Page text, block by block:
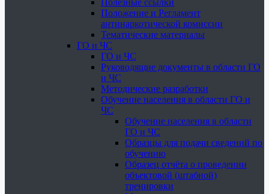
Полезные ссылки
Положение и Регламент
антинаркотической комиссии
Тематические материалы
ГО и ЧС
ГО и ЧС
Руководящие документы в области ГО
и ЧС
Методические разработки
Обучение населения в области ГО и
ЧС
Обучение населения в области
ГО и ЧС
Образцы для подачи сведений по
обучению
Образец отчёта о проведении
объектовой (штабной)
тренировки